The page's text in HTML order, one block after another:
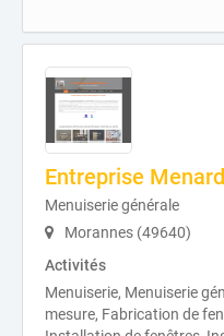
Entreprise
Menuiserie générale
Morannes (49640)
Activités
Menuiserie, Menuiserie
mesure, Fabrication de